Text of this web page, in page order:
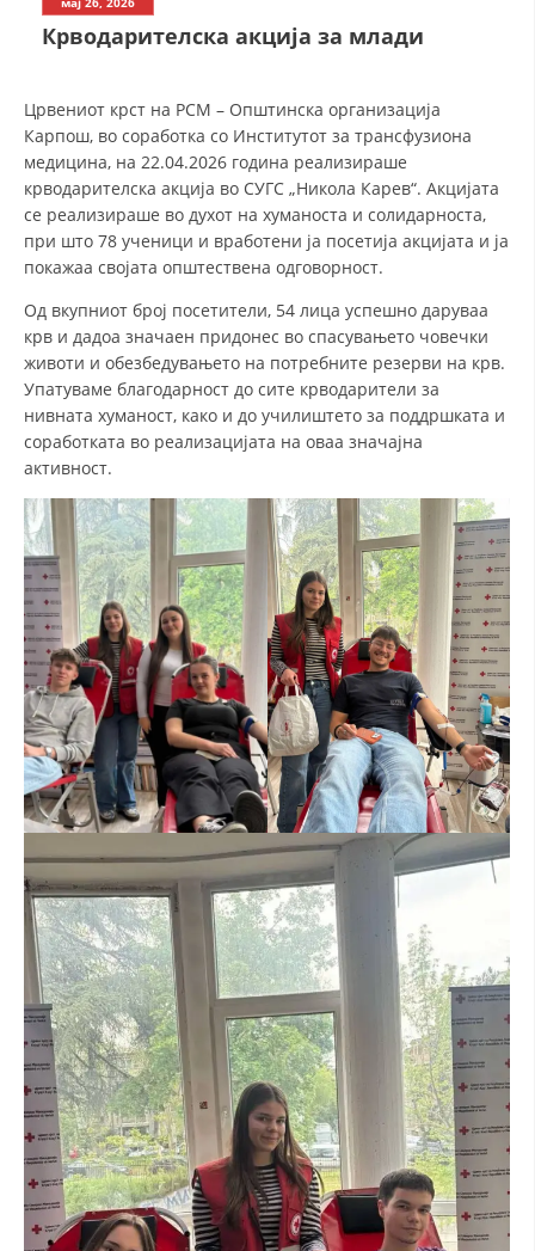
СТРАТЕГИИ
БРОШУРИ
ПОСТЕРИ
ПРЕЗЕНТАЦИИ
Крводарителска акција за млади
Црвениот крст на РСМ – Општинска организација
Карпош, во соработка со Институтот за трансфузиона
медицина, на 22.04.2026 година реализираше
крводарителска акција во СУГС „Никола Карев“. Акцијата
се реализираше во духот на хуманоста и солидарноста,
при што 78 ученици и вработени ја посетија акцијата и ја
покажаа својата општествена одговорност.
Од вкупниот број посетители, 54 лица успешно даруваа
крв и дадоа значаен придонес во спасувањето човечки
животи и обезбедувањето на потребните резерви на крв.
Упатуваме благодарност до сите крводарители за
нивната хуманост, како и до училиштето за поддршката и
соработката во реализацијата на оваа значајна
активност.